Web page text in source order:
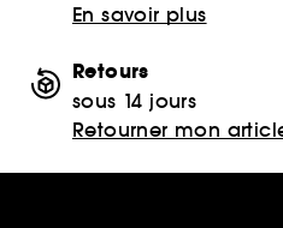
En savoir plus
Retours
sous 14 jours
Retourner mon